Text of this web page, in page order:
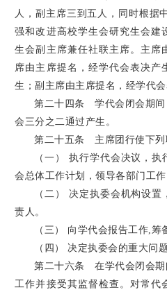
人，副主席三到五人，同时根据
强和改进高校学生会研究生会建
生会副主席兼任社联主席。主席
席由主席提名，经学代会表决产
生；副主席由主席提名，经学代会
第二十四条 学代会闭会期间
会三分之二通过产生。
第二十五条 主席团行使下列
（一） 执行学代会决议，
会总体工作计划，领导各部门工作
（二） 决定执委会机构设
责人。
（三） 向学代会报告工作,筹
（四） 决定执委会的重大问
第二十六条 在学代会闭会期
工作并接受其监督检查。对常代